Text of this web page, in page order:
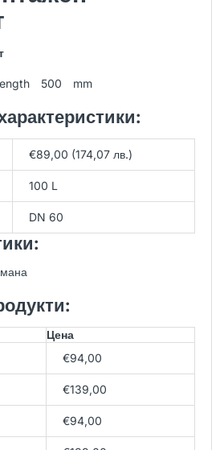
500 mm
€89,00 (174,07 лв.)
100 L
DN 60
Цена
€94,00
€139,00
€94,00